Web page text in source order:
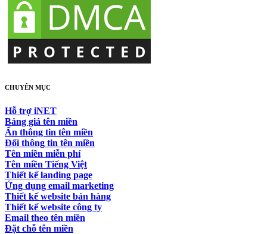
CHUYÊN MỤC
Hỗ trợ iNET
Bảng giá tên miền
Ẩn thông tin tên miền
Đổi thông tin tên miền
Tên miền miễn phí
Tên miền Tiếng Việt
Thiết kế landing page
Ứng dụng email marketing
Thiết kế website bán hàng
Thiết kế website công ty
Email theo tên miền
Đặt chỗ tên miền